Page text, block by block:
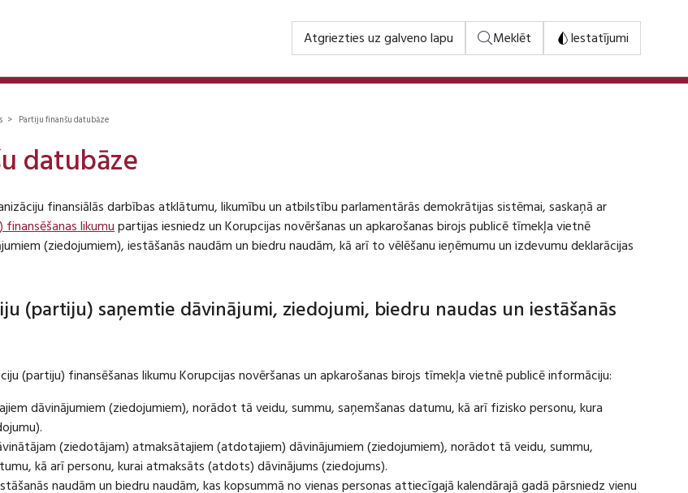
Atgriezties uz galveno lapu Meklēt Iestatījumi
> Partiju finanšu datubāze
datubāze
finansiālās darbības atklātumu, likumību un atbilstību parlamentārās demokrātijas sistēmai, saskaņā ar
likumupartijas iesniedz un Korupcijas novēršanas un apkarošanas birojs publicē tīmekļa vietnē
(ziedojumiem), iestāšanās naudām un biedru naudām, kā arī to vēlēšanu ieņēmumu un izdevumu deklarācijas
(partiju) saņemtie dāvinājumi, ziedojumi, biedru naudas un iestāšanās
(partiju) finansēšanas likumu Korupcijas novēršanas un apkarošanas birojs tīmekļa vietnē publicē informāciju:
dāvinājumiem (ziedojumiem), norādot tā veidu, summu, saņemšanas datumu, kā arī fizisko personu, kura
(ziedotājam) atmaksātajiem (atdotajiem) dāvinājumiem (ziedojumiem), norādot tā veidu, summu,
kā arī personu, kurai atmaksāts (atdots) dāvinājums (ziedojums).
naudām un biedru naudām, kas kopsummā no vienas personas attiecīgajā kalendārajā gadā pārsniedz vienu